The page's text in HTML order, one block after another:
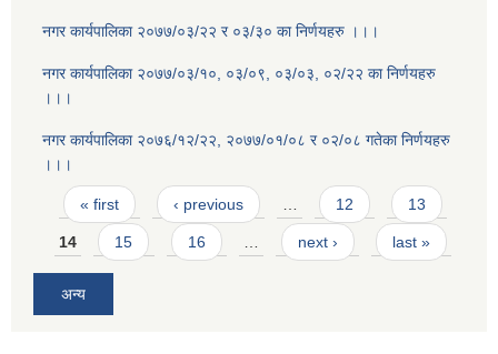
नगर कार्यपालिका २०७७/०३/२२ र ०३/३० का निर्णयहरु ।।।
नगर कार्यपालिका २०७७/०३/१०, ०३/०९, ०३/०३, ०२/२२ का निर्णयहरु
।।।
नगर कार्यपालिका २०७६/१२/२२, २०७७/०१/०८ र ०२/०८ गतेका निर्णयहरु
।।।
Pages
« first ‹ previous … 12 13
14 15 16 … next › last »
अन्य